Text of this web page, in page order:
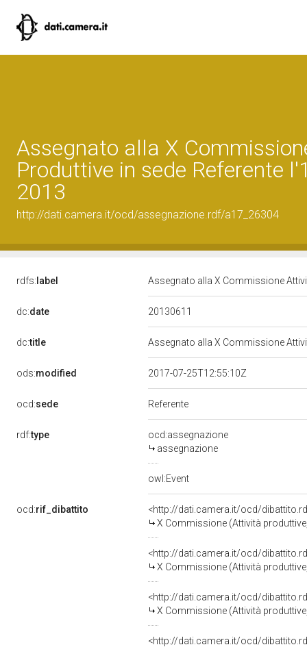
Assegnato alla X
Produttive in sede Referente
2013
http://dati.camera.it/ocd/assegnazione.rdf/a17_26304
rdfs: label Assegnato alla X Commissione
dc:date 20130611
dc:title Assegnato alla X Commissione
ods:modified 2017-07-25T12:55:10Z
ocd:sede Referente
rdf:type
ocd:assegnazione
assegnazione
owl:Event
ocd:rif_dibattito
<http://dati.camera.it/ocd/
X Commissione (Attività
<http://dati.camera.it/ocd/
X Commissione (Attività
<http://dati.camera.it/ocd/
X Commissione (Attività
<http://dati.camera.it/ocd/